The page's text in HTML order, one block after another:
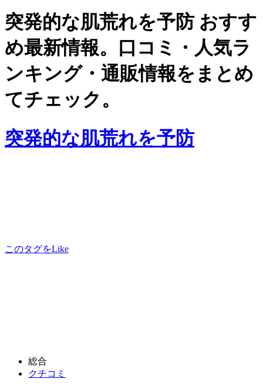
突発的な肌荒れを予防 おすす
め最新情報。口コミ・人気ラ
ンキング・通販情報をまとめ
てチェック。
突発的な肌荒れを予防
このタグをLike
総合
クチコミ